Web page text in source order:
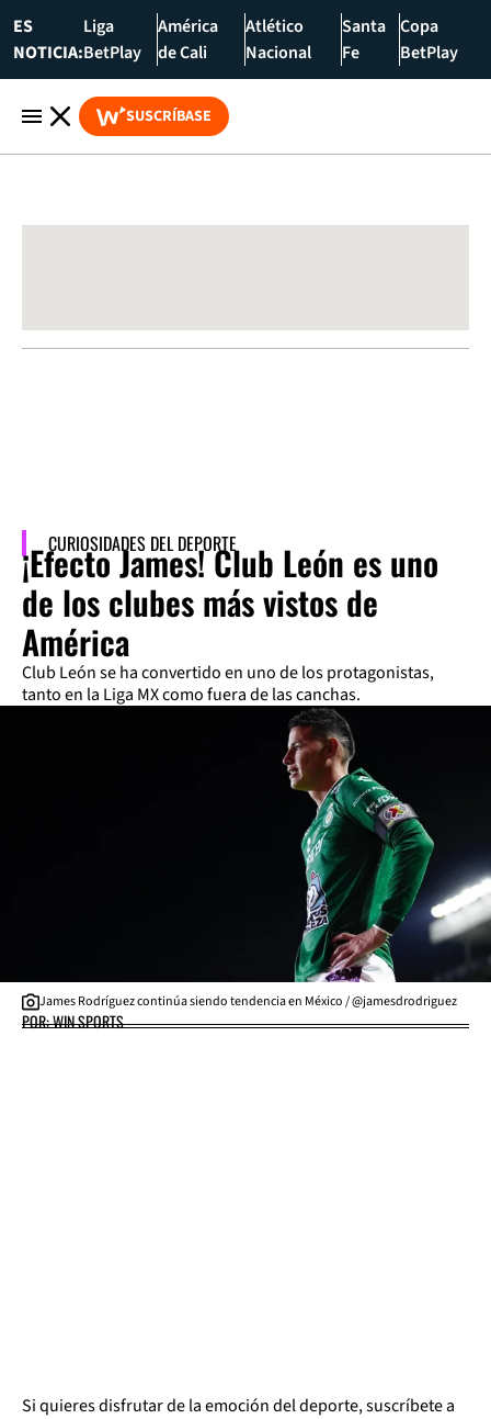
ES
NOTICIA:
Liga
BetPlay
América
de Cali
Atlético
Nacional
Santa
Fe
Copa
BetPlay
SUSCRÍBASE
CURIOSIDADES DEL DEPORTE
¡Efecto James! Club León es uno
de los clubes más vistos de
América
Club León se ha convertido en uno de los protagonistas,
tanto en la Liga MX como fuera de las canchas.
James Rodríguez continúa siendo tendencia en México / @jamesdrodriguez
POR: WIN SPORTS
Si quieres disfrutar de la emoción del deporte, suscríbete a